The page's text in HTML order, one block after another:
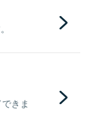
きま